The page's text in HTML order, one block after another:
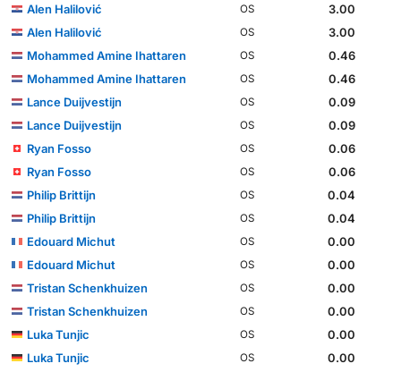
Alen Halilović OS
3.00
Alen Halilović
OS
3.00
Mohammed Amine Ihattaren
OS
0.46
Mohammed Amine Ihattaren
OS
0.46
Lance Duijvestijn
OS
0.09
Lance Duijvestijn
OS
0.09
Ryan Fosso
OS
0.06
Ryan Fosso
OS
0.06
Philip Brittijn
OS
0.04
Philip Brittijn
OS
0.04
Edouard Michut
OS
0.00
Edouard Michut
OS
0.00
Tristan Schenkhuizen
OS
0.00
Tristan Schenkhuizen
OS
0.00
Luka Tunjic
OS
0.00
Luka Tunjic
OS
0.00